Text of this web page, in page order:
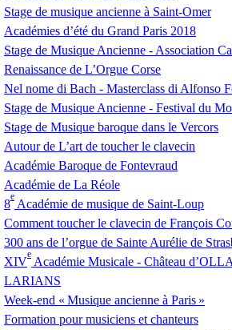
Stage de musique ancienne à Saint-Omer
Académies d’été du Grand Paris 2018
Stage de Musique Ancienne - Association
Renaissance de L’Orgue Corse
Nel nome di Bach - Masterclass di Alfonso
Stage de Musique Ancienne - Festival du
Stage de Musique baroque dans le Vercors
Autour de L’art de toucher le clavecin
Académie Baroque de Fontevraud
Académie de La Réole
8
e
Académie de musique de Saint-Loup
Comment toucher le clavecin de François
300 ans de l’orgue de Sainte Aurélie de
XIV
e
Académie Musicale - Château d’
LARIANS
Week-end « Musique ancienne à Paris »
Formation pour musiciens et chanteurs